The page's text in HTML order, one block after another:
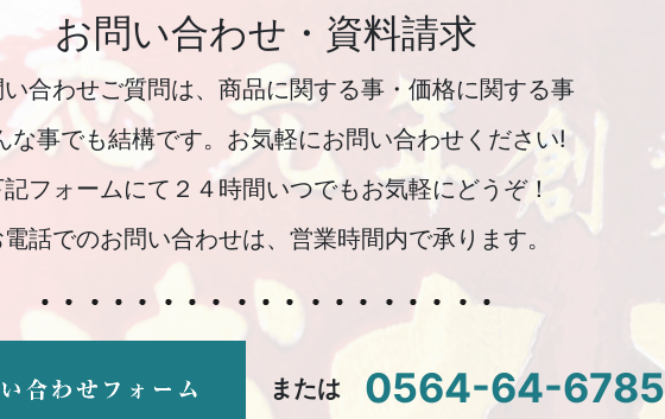
お問い合わせ・資料請求
合わせご質問は、商品に関する事・価格に関する事
な事でも結構です。お気軽にお問い合わせください!
フォームにて２４時間いつでもお気軽にどうぞ！
話でのお問い合わせは、営業時間内で承ります。
または 0564-64-6785